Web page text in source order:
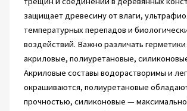
защищает древесину от влаги,
температурных перепадов и
воздействий. Важно различать герметики
акриловые, полиуретановые,
Акриловые составы водорастворимы и
окрашиваются, полиуретановые
прочностью, силиконовые —